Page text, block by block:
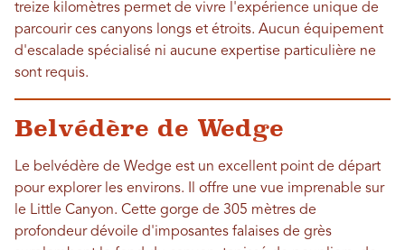
treize kilomètres permet de vivre l'expérience unique de
parcourir ces canyons longs et étroits. Aucun équipement
d'escalade spécialisé ni aucune expertise particulière ne
sont requis.
Belvédère de Wedge
Le belvédère de Wedge est un excellent point de départ
pour explorer les environs. Il offre une vue imprenable sur
le Little Canyon. Cette gorge de 305 mètres de
profondeur dévoile d'imposantes falaises de grès